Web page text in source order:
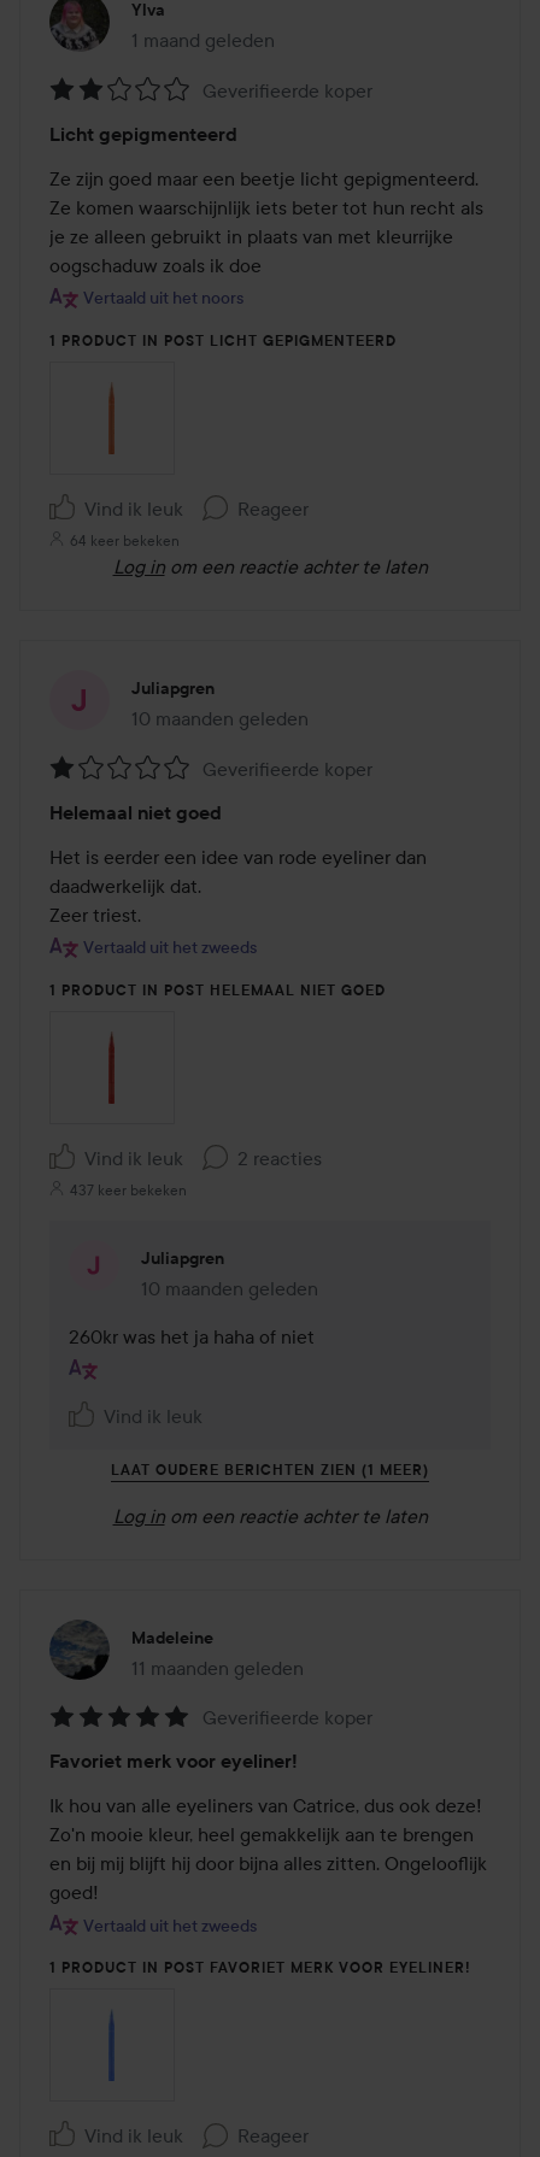
Ylva
1 maand geleden
Het bericht is gemaakt 1 maand geleden
2
van
de
5
Geverifieerde koper
Licht gepigmenteerd
Ze zijn goed maar een beetje licht gepigmenteerd.
Ze komen waarschijnlijk iets beter tot hun recht als
je ze alleen gebruikt in plaats van met kleurrijke
oogschaduw zoals ik doe
Vertaald uit het noors
1 PRODUCT IN POST LICHT GEPIGMENTEERD
Vind ik leuk Reageer
64 keer bekeken
Log in om een reactie achter te laten
Juliapgren
10 maanden geleden
Het bericht is gemaakt 10 maanden geleden
1
van
de
5
Geverifieerde koper
Helemaal niet goed
Het is eerder een idee van rode eyeliner dan
daadwerkelijk dat.
Zeer triest.
Vertaald uit het zweeds
1 PRODUCT IN POST HELEMAAL NIET GOED
Vind ik leuk 2 reacties
437 keer bekeken
Juliapgren
10 maanden geleden
Reactie geladen 10 maanden geleden
260kr was het ja haha of niet
Vind ik leuk
LAAT OUDERE BERICHTEN ZIEN (1 MEER)
Log in om een reactie achter te laten
Madeleine
11 maanden geleden
Het bericht is gemaakt 11 maanden geleden
5
van
de
5
Geverifieerde koper
Favoriet merk voor eyeliner!
Ik hou van alle eyeliners van Catrice, dus ook deze!
Zo'n mooie kleur, heel gemakkelijk aan te brengen
en bij mij blijft hij door bijna alles zitten. Ongelooflijk
goed!
Vertaald uit het zweeds
1 PRODUCT IN POST FAVORIET MERK VOOR EYELINER!
Vind ik leuk Reageer